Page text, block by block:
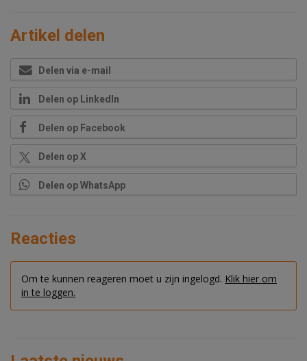
Artikel delen
Delen via e-mail
Delen op LinkedIn
Delen op Facebook
Delen op X
Delen op WhatsApp
Reacties
Om te kunnen reageren moet u zijn ingelogd. Klik hier om
in te loggen.